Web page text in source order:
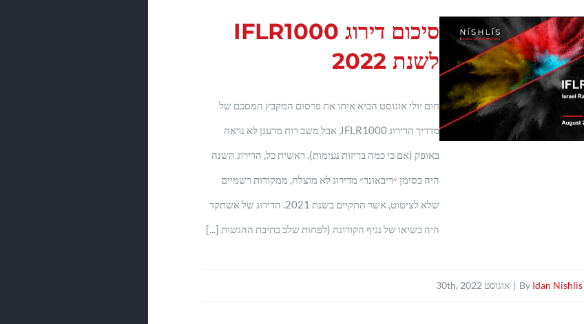
סיכום דירוג IFLR1000
לשנת 2022
חום יולי אוגוסט הביא איתו את פרסום המקבץ המסכם של
מדריך הדירוג IFLR1000, אבל משב רוח מרענן לא נראה
באופק (אם כי כמה בריזות נעימות). ראשית כל, הדירוג השנה
היה בסימן ״ריבאונד״ מדירוג לא מוצלח, ממקורות רשמיים
שלא לציטוט, אשר התקיים בשנת 2021. הדירוג של אשתקד
היה בשיאו של נגיף הקורונה (לפחות שלב כתיבת ההגשות [...]
By Idan Nishlis
| אוגוסט 30th, 2022